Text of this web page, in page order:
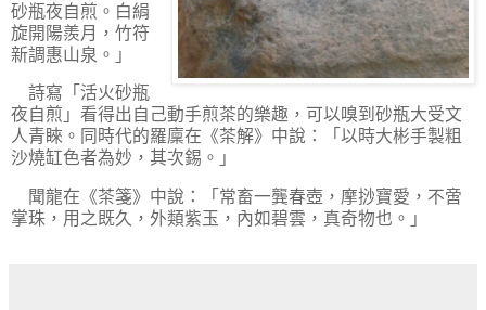
砂瓶夜自煎。白絹
旋開陽羨月，竹符
新調惠山泉。」
詩寫「活火砂瓶
夜自煎」看得出自己動手煎茶的樂趣，可以嗅到砂瓶大受文
人青睞。同時代的羅廩在《茶解》中說：「以時大彬手製粗
沙燒缸色者為妙，其次錫。」
聞龍在《茶箋》中說：「常畜一龔春壺，摩挱寶愛，不啻
掌珠，用之既久，外類紫玉，內如碧雲，真奇物也。」